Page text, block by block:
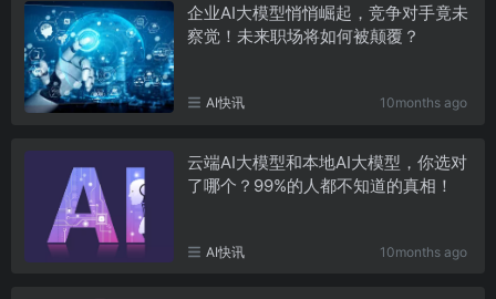
企业AI大模型悄悄崛起，竞争对手竟未
察觉！未来职场将如何被颠覆？
AI快讯 10months ago
云端AI大模型和本地AI大模型，你选对
了哪个？99%的人都不知道的真相！
AI快讯 10months ago